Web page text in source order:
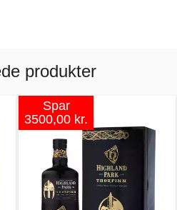
produkter
Spar
3500,00 kr.